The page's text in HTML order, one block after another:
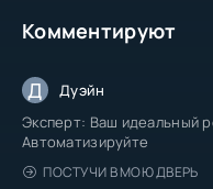
Комментируют
Д Дуэйн
Эксперт: Ваш идеальный
Автоматизируйте
ПОСТУЧИ В МОЮ ДВЕРЬ